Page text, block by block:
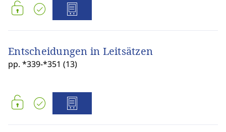
Entscheidungen in Leitsätzen
pp. *339-*351 (13)